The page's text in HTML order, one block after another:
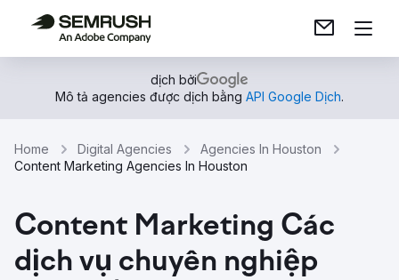
dịch bởi
Mô tả agencies được dịch bằng API Google Dịch.
Home Digital Agencies
Agencies In Houston
Content Marketing Agencies In Houston
Content Marketing Các
dịch vụ chuyên nghiệp